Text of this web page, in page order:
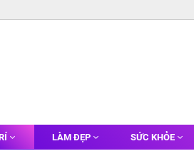
LÀM ĐẸP SỨC KHỎE